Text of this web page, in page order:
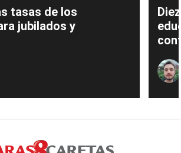
tasas de los
jubilados y